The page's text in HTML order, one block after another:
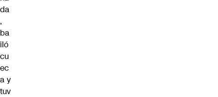
da
,
ba
iló
cu
ec
a y
tuv